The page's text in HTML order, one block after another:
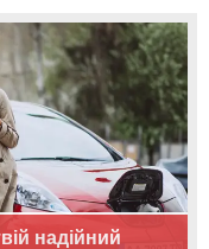
надійний